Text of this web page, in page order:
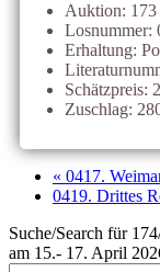
Auktion: 173
Losnummer:
Erhaltung:
Schätzpreis:
Zuschlag:
« 0417.
0419. Drittes
Suche/Search für
am 15.- 17. April